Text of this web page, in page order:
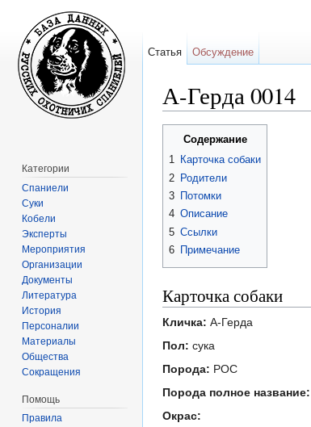
А-Герда 0014
Содержание
1 Карточка собаки
2 Родители
3 Потомки
4 Описание
5 Ссылки
6 Примечание
Карточка собаки
Кличка: А-Герда
Пол: сука
Порода: РОС
Порода полное название:
Окрас:
Статья Обсуждение
Категории
Спаниели
Суки
Кобели
Эксперты
Мероприятия
Организации
Документы
Литература
История
Персоналии
Материалы
Общества
Сокращения
Помощь
Правила